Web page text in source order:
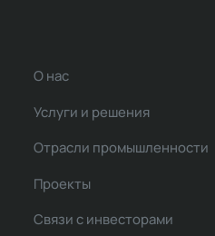
О нас
Услуги и решения
Отрасли промышленности
Проекты
Связи с инвесторами